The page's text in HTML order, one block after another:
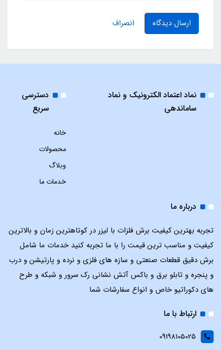
ارسال دیدگاه انصراف
نماد اعتماد الکترونیک و نماد
ساماندهی
دسترسی
سریع
خانه
محصولات
وبلاگ
خدمات ما
درباره ما
تجربه بهترین کیفیت برش فلزات با لیزر در کوتاهترین زمان و بالاترین
کیفیت و مناسب ترین قیمت را با ما تجربه کنید خدمات ما شامل
برش دقیق قطعات صنعتی و سازه های فلزی و نرده و پارتیشن و درب
و پنجره و تابلو برق و باکس آتش نشانی رک سرور و شبکه و طرح
های دکوراتیو خاص و انواع سفارشات شما
ارتباط با ما
09198105025